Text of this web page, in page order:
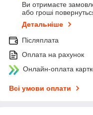
Ви отримаєте
або гроші
Детальніше
Післяплата
Оплата на рахунок
Онлайн-оплата
Всі умови оплати